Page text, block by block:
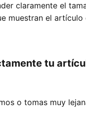
claramente el
muestran el
tu
o tomas muy